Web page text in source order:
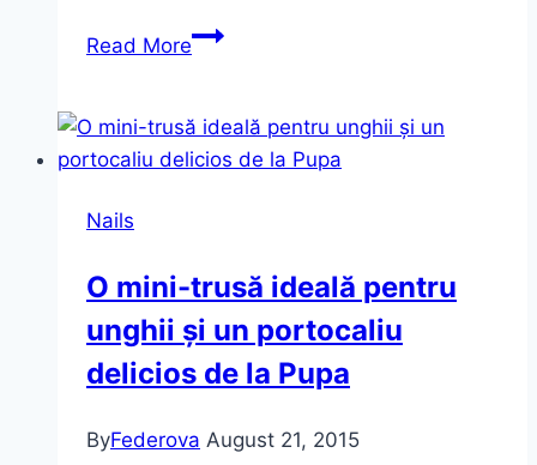
Read MoreCea
ojă
–
Car-
Poll
Lane”
OPI
cea
Nails
O mini-trusă ideală pentru
unghii și un portocaliu
delicios de la Pupa
ByFederova August 21, 2015